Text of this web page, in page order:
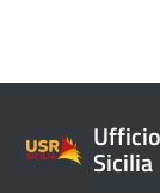
Sicilia